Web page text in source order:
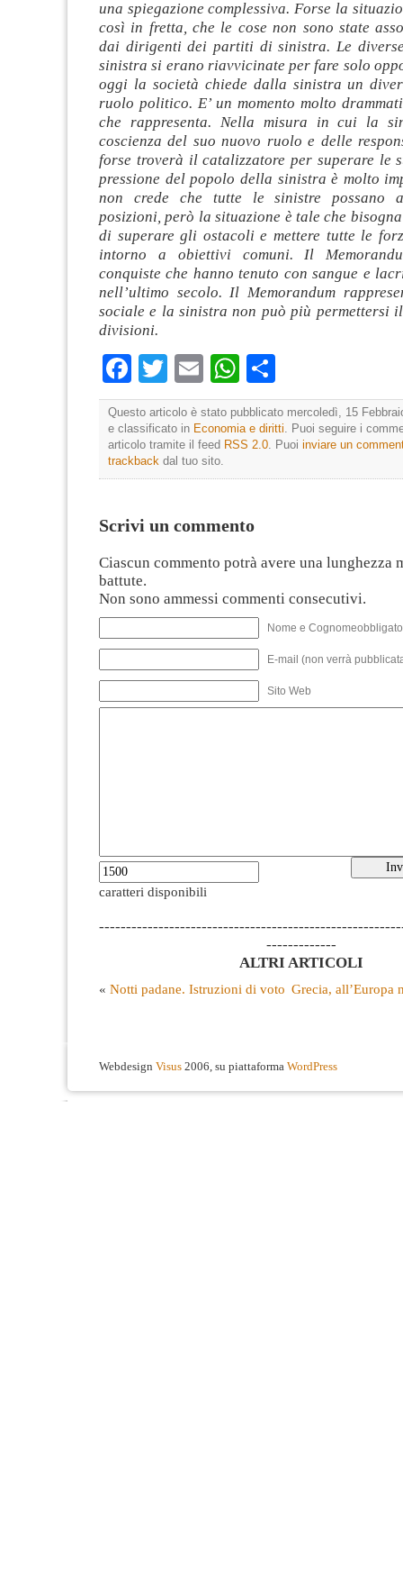
una spiegazione complessiva. Forse la
così in fretta, che le cose non sono state
dai dirigenti dei partiti di sinistra. Le
sinistra si erano riavvicinate per fare solo
oggi la società chiede dalla sinistra un
ruolo politico. E’ un momento molto
che rappresenta. Nella misura in cui la
coscienza del suo nuovo ruolo e delle
forse troverà il catalizzatore per superare le
pressione del popolo della sinistra è molto
non crede che tutte le sinistre possano
posizioni, però la situazione è tale che
di superare gli ostacoli e mettere tutte le
intorno a obiettivi comuni. Il
conquiste che hanno tenuto con sangue e
nell’ultimo secolo. Il Memorandum
sociale e la sinistra non può più permettersi
divisioni.
Facebook
TwitterEmailWhatsApp
Questo articolo è stato pubblicato mercoledì, 15
e classificato in Economia e diritti. Puoi seguire i
articolo tramite il feed RSS 2.0. Puoi inviare un
trackback dal tuo sito.
Scrivi un commento
Ciascun commento potrà avere una lunghezza
battute.
Non sono ammessi commenti consecutivi.
Nome e
E-mail (non verrà
Sito Web
caratteri disponibili
-------------
ALTRI ARTICOLI
« Notti padane. Istruzioni di voto Grecia, all’Europa
Webdesign Visus 2006, su piattaforma WordPress